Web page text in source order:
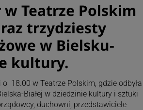
Teatrze Polskim
trzydziesty
w Bielsku-
kultury.
18.00 w Teatrze Polskim, gdzie odbyła
Białej w dziedzinie kultury i sztuki
duchowni, przedstawiciele